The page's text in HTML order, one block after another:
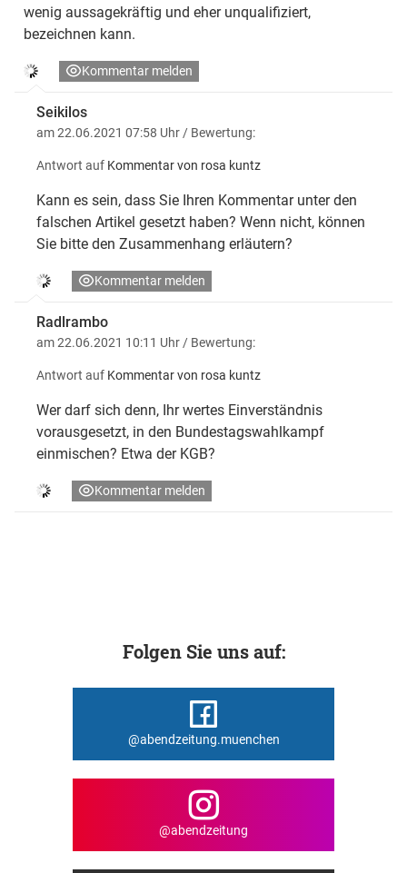
wenig aussagekräftig und eher unqualifiziert,
bezeichnen kann.
Kommentar melden
Seikilos
am 22.06.2021 07:58 Uhr / Bewertung:
Antwort auf Kommentar von rosa kuntz
Kann es sein, dass Sie Ihren Kommentar unter den
falschen Artikel gesetzt haben? Wenn nicht, können
Sie bitte den Zusammenhang erläutern?
Kommentar melden
Radlrambo
am 22.06.2021 10:11 Uhr / Bewertung:
Antwort auf Kommentar von rosa kuntz
Wer darf sich denn, Ihr wertes Einverständnis
vorausgesetzt, in den Bundestagswahlkampf
einmischen? Etwa der KGB?
Kommentar melden
Folgen Sie uns auf:
@abendzeitung.muenchen
@abendzeitung